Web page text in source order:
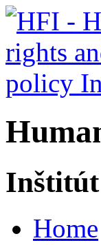
H
Home